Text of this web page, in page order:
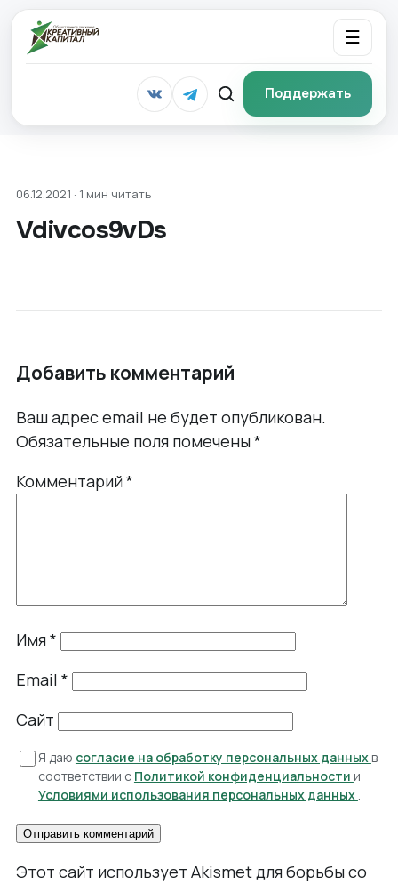
☰
Поддержать
06.12.2021 · 1 мин читать
Vdivcos9vDs
Добавить комментарий
Ваш адрес email не будет опубликован.
Обязательные поля помечены*
Комментарий*
Имя*
Email *
Сайт
Я даю согласие на обработку персональных данных в
соответствии с Политикой конфиденциальности и
Условиями использования персональных данных .
Этот сайт использует Akismet для борьбы со